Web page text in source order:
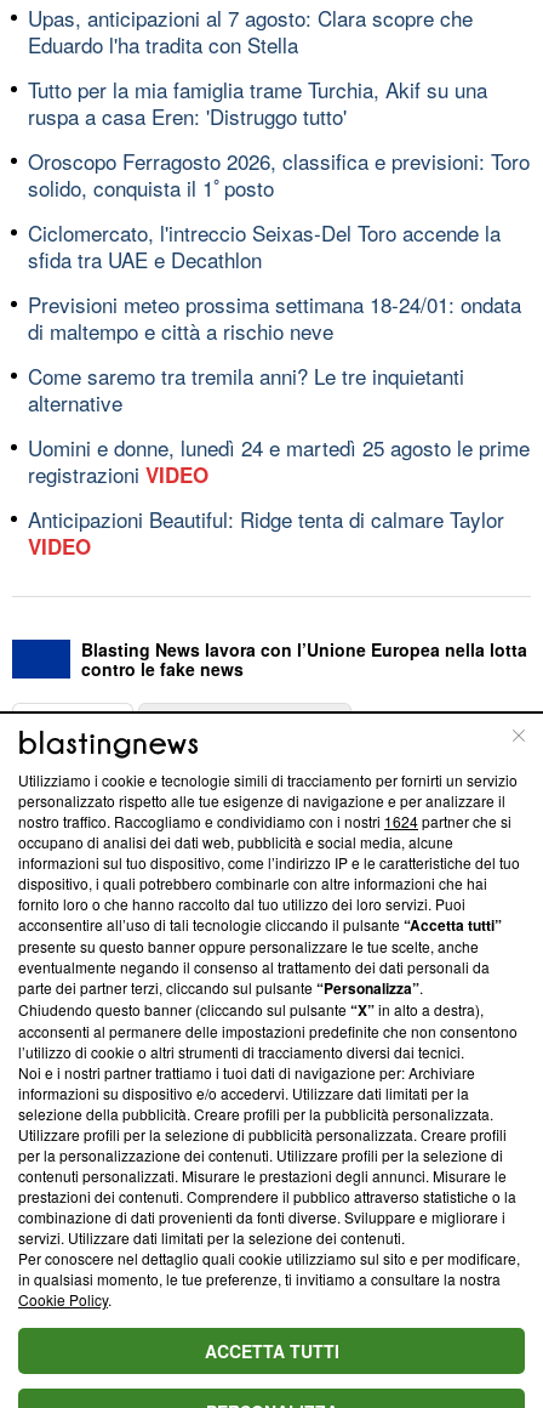
Upas, anticipazioni al 7 agosto: Clara scopre che
Eduardo l'ha tradita con Stella
Tutto per la mia famiglia trame Turchia, Akif su una
ruspa a casa Eren: 'Distruggo tutto'
Oroscopo Ferragosto 2026, classifica e previsioni: Toro
solido, conquista il 1ﾟposto
Ciclomercato, l'intreccio Seixas-Del Toro accende la
sfida tra UAE e Decathlon
Previsioni meteo prossima settimana 18-24/01: ondata
di maltempo e città a rischio neve
Come saremo tra tremila anni? Le tre inquietanti
alternative
Uomini e donne, lunedì 24 e martedì 25 agosto le prime
registrazioni VIDEO
Anticipazioni Beautiful: Ridge tenta di calmare Taylor
VIDEO
Blasting News lavora con l’Unione Europea nella lotta
contro le fake news
ABOUT
Questa sezione offre informazioni trasparenti su Blasting
News, sui nostri processi editoriali e su come ci impegniamo a
creare news di qualità. Inoltre, afferma la nostra aderenza a
‘Trust Project - News with Integrity’Blasting News non è
ancora membro del programma, ma ha richiesto di farne
parte; Trust Project non ha ancora effettuato una verifica di
conformità agli standard.
Su di noi
Team editoriale
Corporate
Redazione
Informativa Privacy
Cookie Policy
Blasting SA, IDI CHE-247.845.224, Via Carlo Frasca, 3 - 6900
Lugano (Svizzera) Tel:+39 0690258937
© 2026 Blasting News
Utilizziamo i cookie e tecnologie simili di tracciamento per fornirti un servizio
personalizzato rispetto alle tue esigenze di navigazione e per analizzare il
nostro traffico. Raccogliamo e condividiamo con i nostri 1624partner che si
occupano di analisi dei dati web, pubblicità e social media, alcune
informazioni sul tuo dispositivo, come l’indirizzo IP e le caratteristiche del tuo
dispositivo, i quali potrebbero combinarle con altre informazioni che hai
fornito loro o che hanno raccolto dal tuo utilizzo dei loro servizi. Puoi
acconsentire all’uso di tali tecnologie cliccando il pulsante“Accetta tutti”
presente su questo banner oppure personalizzare le tue scelte, anche
eventualmente negando il consenso al trattamento dei dati personali da
parte dei partner terzi, cliccando sul pulsante“Personalizza”.
Chiudendo questo banner (cliccando sul pulsante“X”in alto a destra),
acconsenti al permanere delle impostazioni predefinite che non consentono
l’utilizzo di cookie o altri strumenti di tracciamento diversi dai tecnici.
Noi e i nostri partner trattiamo i tuoi dati di navigazione per: Archiviare
informazioni su dispositivo e/o accedervi. Utilizzare dati limitati per la
selezione della pubblicità. Creare profili per la pubblicità personalizzata.
Utilizzare profili per la selezione di pubblicità personalizzata. Creare profili
per la personalizzazione dei contenuti. Utilizzare profili per la selezione di
contenuti personalizzati. Misurare le prestazioni degli annunci. Misurare le
prestazioni dei contenuti. Comprendere il pubblico attraverso statistiche o la
combinazione di dati provenienti da fonti diverse. Sviluppare e migliorare i
servizi. Utilizzare dati limitati per la selezione dei contenuti.
Per conoscere nel dettaglio quali cookie utilizziamo sul sito e per modificare,
in qualsiasi momento, le tue preferenze, ti invitiamo a consultare la nostra
Cookie Policy.
ACCETTA TUTTI